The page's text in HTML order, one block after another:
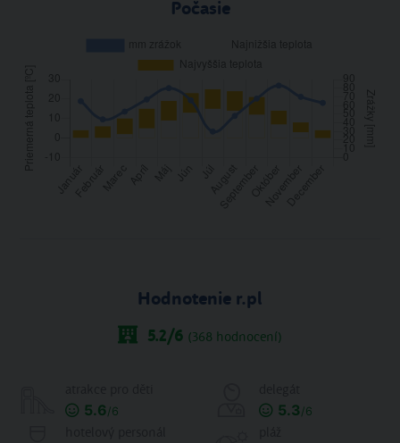
Počasie
Hodnotenie r.pl
5.2/6 (368 hodnocení)
5.6/6 5.3/6